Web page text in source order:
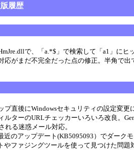
履歴
で、「a.*$」で検索して「a1」に
応がまだ不完全だった点の修正。半角で
プ直後にWindowsセキュリティの設定変
ルターのURLチェッカーいろいろ改良。
れる迷惑メール対応。
近のアップデート(KB5095093）でダーク
やファジングツールを使って見つけた問題